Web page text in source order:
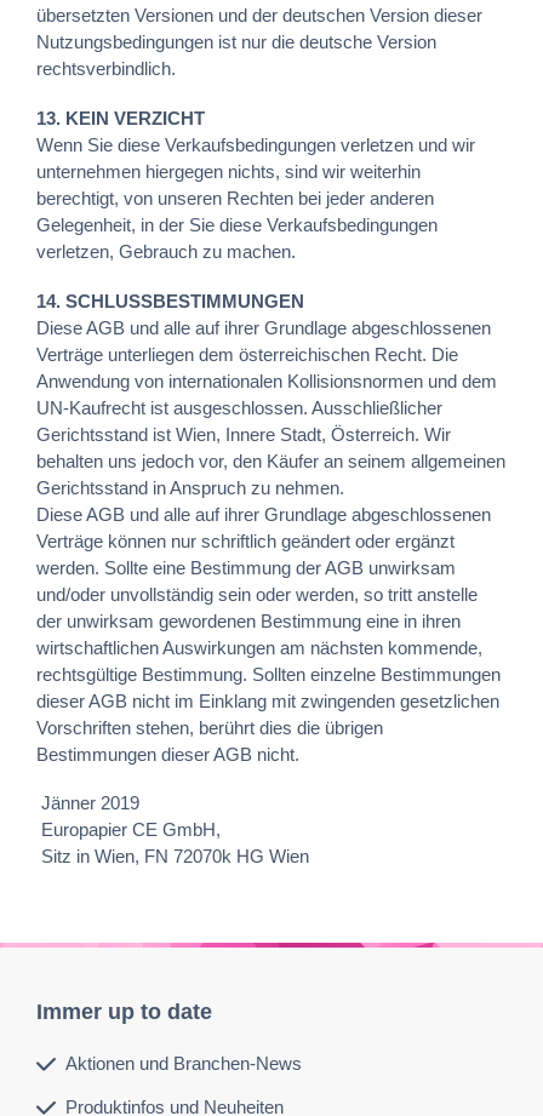
übersetzten Versionen und der deutschen Version dieser
Nutzungsbedingungen ist nur die deutsche Version
rechtsverbindlich.
13. KEIN VERZICHT
Wenn Sie diese Verkaufsbedingungen verletzen und wir
unternehmen hiergegen nichts, sind wir weiterhin
berechtigt, von unseren Rechten bei jeder anderen
Gelegenheit, in der Sie diese Verkaufsbedingungen
verletzen, Gebrauch zu machen.
14. SCHLUSSBESTIMMUNGEN
Diese AGB und alle auf ihrer Grundlage abgeschlossenen
Verträge unterliegen dem österreichischen Recht. Die
Anwendung von internationalen Kollisionsnormen und dem
UN-Kaufrecht ist ausgeschlossen. Ausschließlicher
Gerichtsstand ist Wien, Innere Stadt, Österreich. Wir
behalten uns jedoch vor, den Käufer an seinem allgemeinen
Gerichtsstand in Anspruch zu nehmen.
Diese AGB und alle auf ihrer Grundlage abgeschlossenen
Verträge können nur schriftlich geändert oder ergänzt
werden. Sollte eine Bestimmung der AGB unwirksam
und/oder unvollständig sein oder werden, so tritt anstelle
der unwirksam gewordenen Bestimmung eine in ihren
wirtschaftlichen Auswirkungen am nächsten kommende,
rechtsgültige Bestimmung. Sollten einzelne Bestimmungen
dieser AGB nicht im Einklang mit zwingenden gesetzlichen
Vorschriften stehen, berührt dies die übrigen
Bestimmungen dieser AGB nicht.
Jänner 2019
Europapier CE GmbH,
Sitz in Wien, FN 72070k HG Wien
Immer up to date
Aktionen und Branchen-News
Produktinfos und Neuheiten